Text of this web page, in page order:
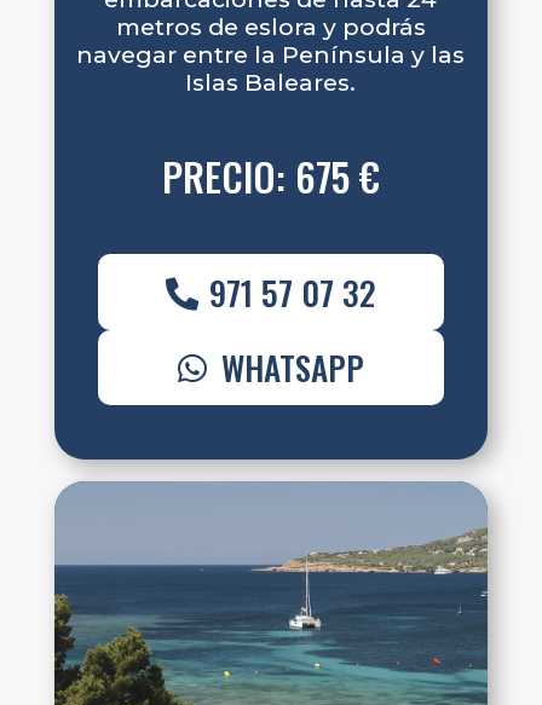
metros de eslora y podrás
navegar entre la Península y las
Islas Baleares.
PRECIO: 675 €
971 57 07 32
WHATSAPP